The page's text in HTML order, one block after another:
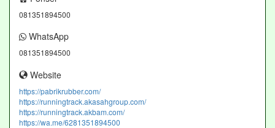
081351894500
WhatsApp
081351894500
Website
https://pabrikrubber.com/
https://runningtrack.akasahgroup.com/
https://runningtrack.akbam.com/
https://wa.me/6281351894500